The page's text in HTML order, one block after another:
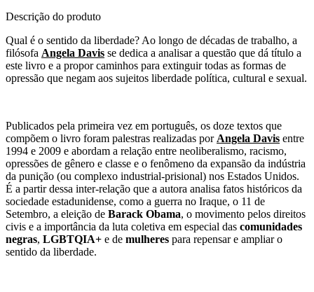
Descrição do produto
Qual é o sentido da liberdade? Ao longo de décadas de trabalho, a
filósofa Angela Davis se dedica a analisar a questão que dá título a
este livro e a propor caminhos para extinguir todas as formas de
opressão que negam aos sujeitos liberdade política, cultural e sexual.
Publicados pela primeira vez em português, os doze textos que
compõem o livro foram palestras realizadas por Angela Davis entre
1994 e 2009 e abordam a relação entre neoliberalismo, racismo,
opressões de gênero e classe e o fenômeno da expansão da indústria
da punição (ou complexo industrial-prisional) nos Estados Unidos.
É a partir dessa inter-relação que a autora analisa fatos históricos da
sociedade estadunidense, como a guerra no Iraque, o 11 de
Setembro, a eleição de Barack Obama, o movimento pelos direitos
civis e a importância da luta coletiva em especial das comunidades
negras, LGBTQIA+ e de mulheres para repensar e ampliar o
sentido da liberdade.